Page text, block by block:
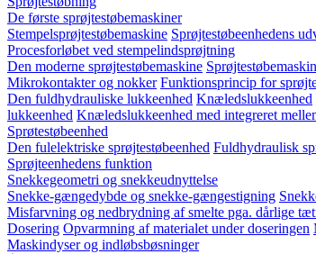
De første sprøjtestøbemaskiner
Stempelsprøjtestøbemaskine Sprøjtestøbeenhedens
Procesforløbet ved stempelindsprøjtning
Den moderne sprøjtestøbemaskine
Mikrokontakter og nokker Funktionsprincip for
Den fuldhydrauliske lukkeenhed Knæledslukkeenhed
lukkeenhed Knæledslukkeenhed med integreret
Sprøtestøbeenhed
Den fulelektriske sprøjtestøbeenhed Fuldhydraulisk
Sprøjteenhedens funktion
Snekkegeometri og snekkeudnyttelse
Snekke-gængedybde og snekke-gængestigning
Misfarvning og nedbrydning af smelte pga. dårlige
Dosering Opvarmning af materialet under doseringen
Maskindyser og indløbsbøsninger